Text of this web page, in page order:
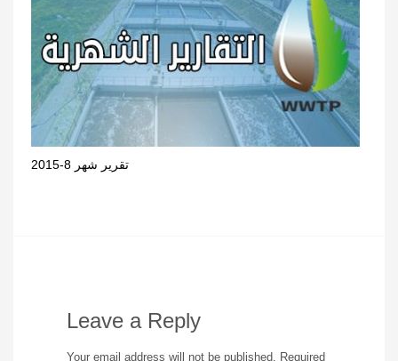
تقرير شهر 8-2015
Leave a Reply
Your email address will not be published. Required